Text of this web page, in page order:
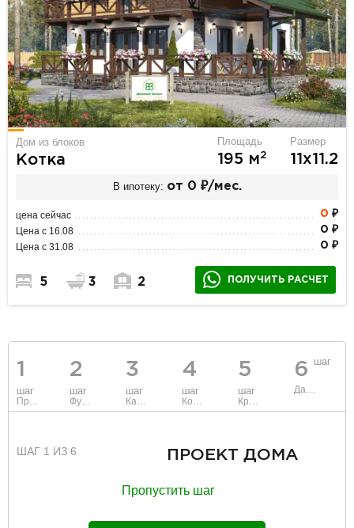
Дом из блоков
Котка
Площадь
195 м2
Размер
11х11.2
В ипотеку: от 0 ₽/мес.
цена сейчас 0 ₽
Цена с 16.08 0 ₽
Цена с 31.08 0 ₽
5 3 2 ПОЛУЧИТЬ РАСЧЕТ
1
шаг
2
шаг
3
шаг
4
шаг
5
шаг
6 шаг
ШАГ 1 ИЗ 6 ПРОЕКТ ДОМА
Пропустить шаг